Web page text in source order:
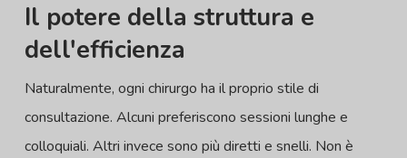
Il potere della struttura e
dell'efficienza
Naturalmente, ogni chirurgo ha il proprio stile di
consultazione. Alcuni preferiscono sessioni lunghe e
colloquiali. Altri invece sono più diretti e snelli. Non è